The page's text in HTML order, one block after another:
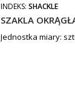
INDEKS:SHACKLE
SZAKLA
Jednostka miary: